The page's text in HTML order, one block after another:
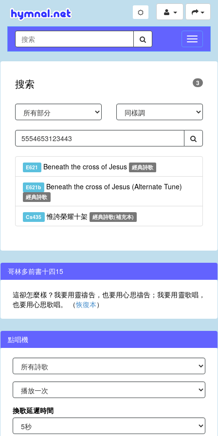
切
換
導
搜索 3
E621 Beneath the cross of Jesus 經典詩歌
E621b Beneath the cross of Jesus (Alternate Tune)
經典詩歌
Cs435 惟誇榮耀十架 經典詩歌(補充本)
哥林多前書十四15
這卻怎麼樣？我要用靈禱告，也要用心思禱告；我要用靈歌唱，
也要用心思歌唱。 （恢復本）
點唱機
換歌延遲時間